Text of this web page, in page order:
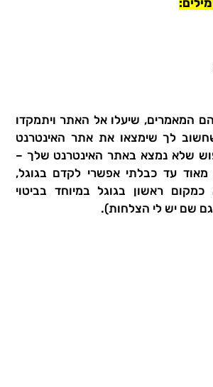
המאמרים, שיעלו אל האתר ויתמקדו
שחשוב לך שימצאו את אתר האינטרנט
שלא נמצא באתר האינטרנט שלך –
עד כבלתי אפשרי לקדם בגוגל,
ראשון בגוגל במיוחד בביטוי
שם יש לי הצלחות).